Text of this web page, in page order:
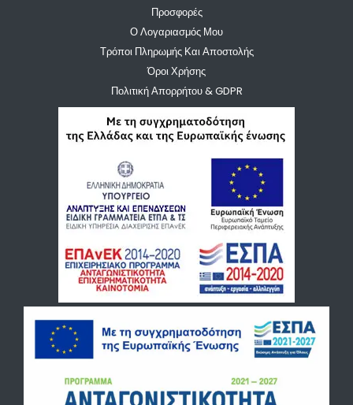
Προσφορές
Ο Λογαριασμός Μου
Τρόποι Πληρωμής Και Αποστολής
Όροι Χρήσης
Πολιτική Απορρήτου & GDPR